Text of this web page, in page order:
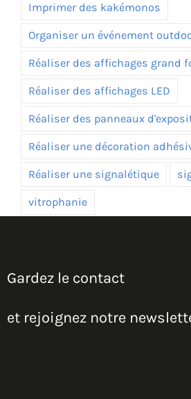
Imprimer des kakémonos
Organiser un événement
Réaliser des affichages grand
Réaliser des affichages LED
Réaliser des panneaux
Réaliser une décoration
Réaliser une signalétique
vitrophanie
Gardez le contact
et rejoignez notre